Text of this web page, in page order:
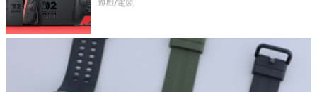
戲卡的選擇
遊戲/電競